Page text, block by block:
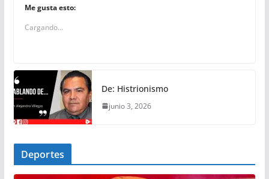
Me gusta esto:
Cargando...
De: Histrionismo
junio 3, 2026
Deportes